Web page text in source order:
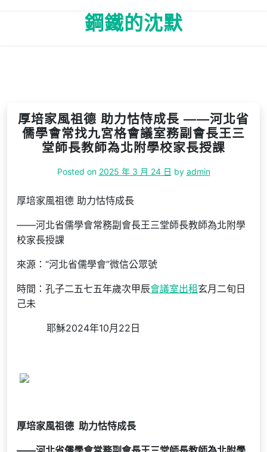
鋼鐵的沈默
厚培家風祖德 助力怙恃成長 ——河北省
儒學會常找九宮格會議室務副會長王三
堂師長教師為北附學校家長授課
Posted on 2025 年 3 月 24 日 by admin
厚培家風祖德 助力怙恃成長
——河北省儒學會常務副會長王三堂師長教師為北附學
校家長授課
來源：“河北省儒學會”微信公眾號
時間：孔子二五七五年歲次甲辰會議室出租 玄月二旬日
己未
耶穌2024年10月22日
厚培家風祖德 助力怙恃成長